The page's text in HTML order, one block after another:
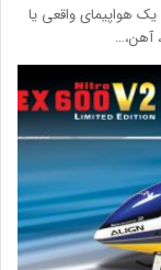
یک هواپیمای واقعی یا
آهن،…